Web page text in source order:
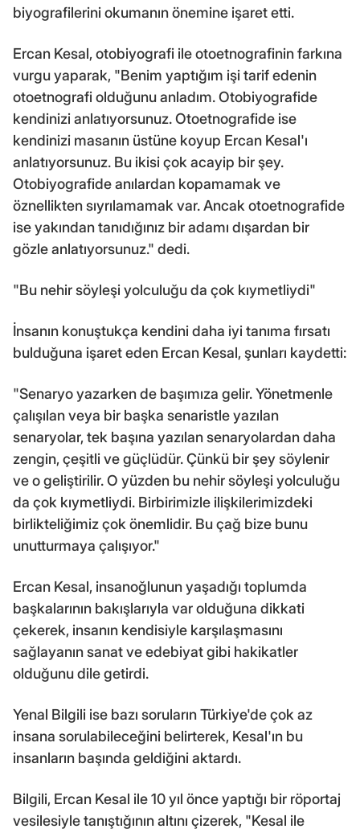
biyografilerini okumanın önemine işaret etti.
Ercan Kesal, otobiyografi ile otoetnografinin farkına
vurgu yaparak, "Benim yaptığım işi tarif edenin
otoetnografi olduğunu anladım. Otobiyografide
kendinizi anlatıyorsunuz. Otoetnografide ise
kendinizi masanın üstüne koyup Ercan Kesal'ı
anlatıyorsunuz. Bu ikisi çok acayip bir şey.
Otobiyografide anılardan kopamamak ve
öznellikten sıyrılamamak var. Ancak otoetnografide
ise yakından tanıdığınız bir adamı dışardan bir
gözle anlatıyorsunuz." dedi.
"Bu nehir söyleşi yolculuğu da çok kıymetliydi"
İnsanın konuştukça kendini daha iyi tanıma fırsatı
bulduğuna işaret eden Ercan Kesal, şunları kaydetti:
"Senaryo yazarken de başımıza gelir. Yönetmenle
çalışılan veya bir başka senaristle yazılan
senaryolar, tek başına yazılan senaryolardan daha
zengin, çeşitli ve güçlüdür. Çünkü bir şey söylenir
ve o geliştirilir. O yüzden bu nehir söyleşi yolculuğu
da çok kıymetliydi. Birbirimizle ilişkilerimizdeki
birlikteliğimiz çok önemlidir. Bu çağ bize bunu
unutturmaya çalışıyor."
Ercan Kesal, insanoğlunun yaşadığı toplumda
başkalarının bakışlarıyla var olduğuna dikkati
çekerek, insanın kendisiyle karşılaşmasını
sağlayanın sanat ve edebiyat gibi hakikatler
olduğunu dile getirdi.
Yenal Bilgili ise bazı soruların Türkiye'de çok az
insana sorulabileceğini belirterek, Kesal'ın bu
insanların başında geldiğini aktardı.
Bilgili, Ercan Kesal ile 10 yıl önce yaptığı bir röportaj
vesilesiyle tanıştığının altını çizerek, "Kesal ile